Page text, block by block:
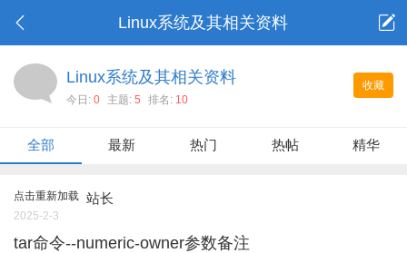
Linux系统及其相关资料
收藏
Linux系统及其相关资料
今日: 0 主题: 5 排名: 10
全部 最新 热门 热帖 精华
点击重新加载 站长
2025-2-3
tar命令--numeric-owner参数备注